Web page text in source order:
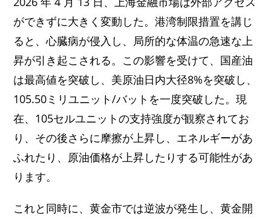
ができずに大きく変動した。港湾制限措置を講じ
ると、心臓病が侵入し、局所的な体温の急速な上
昇が引き起こされる。この影響を受けて、国産油
は最高値を突破し、美原油日内大径8%を突破し、
105.50ミリユニット/バットを一度突破した。現
在、105セルユニットの支持強度が観察されてお
り、その後さらに摩擦が上昇し、エネルギーがあ
ふれたり、原油価格が上昇したりする可能性があ
ります。
これと同時に、黄金市では逆波が発生し、黄金開